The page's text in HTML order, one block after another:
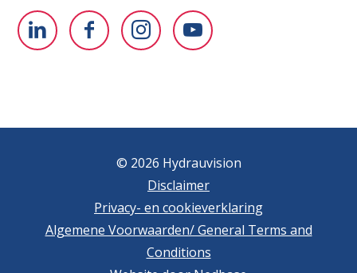
© 2026 Hydrauvision
Disclaimer
Privacy- en cookieverklaring
Algemene Voorwaarden/ General Terms and
Conditions